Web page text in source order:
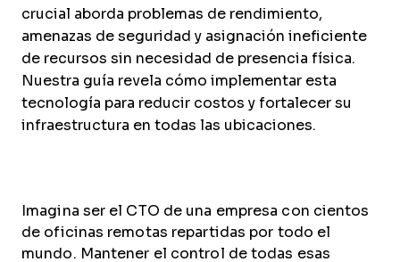
crucial aborda problemas de rendimiento,
amenazas de seguridad y asignación ineficiente
de recursos sin necesidad de presencia física.
Nuestra guía revela cómo implementar esta
tecnología para reducir costos y fortalecer su
infraestructura en todas las ubicaciones.
Imagina ser el CTO de una empresa con cientos
de oficinas remotas repartidas por todo el
mundo. Mantener el control de todas esas